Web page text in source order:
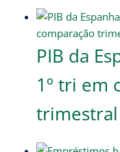
PIB da
1º tri em
trimestral